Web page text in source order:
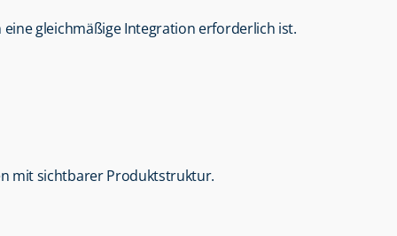
gleichmäßige Integration erforderlich ist.
mit sichtbarer Produktstruktur.